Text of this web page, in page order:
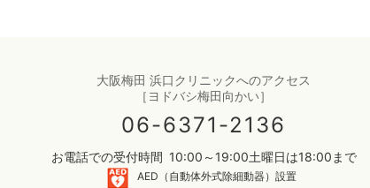
大阪梅田 浜口クリニックへのアクセス
［ヨドバシ梅田向かい］
06-6371-2136
お電話での受付時間 10:00～19:00土曜日は18:00まで
AED（自動体外式除細動器）設置